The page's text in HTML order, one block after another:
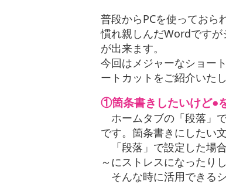
普段からPCを使っておら
慣れ親しんだWordです
が出来ます。
今回はメジャーなショー
ートカットをご紹介いたし
①箇条書きしたいけど●
ホームタブの「段落」
です。箇条書きにしたい
「段落」で設定した場
～にストレスになったりし
そんな時に活用できる